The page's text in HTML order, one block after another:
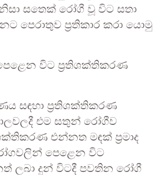
සතෙක් රෝගී වූ විට සතා
පෙරාතුව ප්‍රතිකාර කරා යොමු
විට ප්‍රතිශක්තිකරණ
සඳහා ප්‍රතිශක්තිකරණ
එම සතුන් රෝගීව
එන්නත මඳක් ප්‍රමාද
පෙළෙන විට
ලබා දුන් විටදී පවතින රෝගී